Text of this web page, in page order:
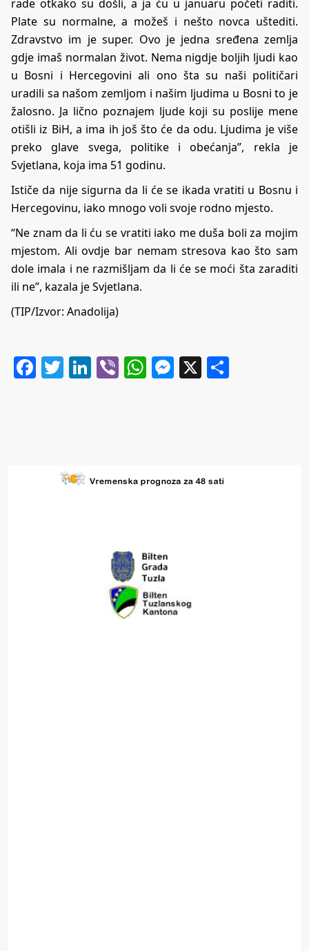
rade otkako su došli, a ja ću u januaru početi raditi.
Plate su normalne, a možeš i nešto novca uštediti.
Zdravstvo im je super. Ovo je jedna sređena zemlja
gdje imaš normalan život. Nema nigdje boljih ljudi kao
u Bosni i Hercegovini ali ono šta su naši političari
uradili sa našom zemljom i našim ljudima u Bosni to je
žalosno. Ja lično poznajem ljude koji su poslije mene
otišli iz BiH, a ima ih još što će da odu. Ljudima je više
preko glave svega, politike i obećanja”, rekla je
Svjetlana, koja ima 51 godinu.
Ističe da nije sigurna da li će se ikada vratiti u Bosnu i
Hercegovinu, iako mnogo voli svoje rodno mjesto.
“Ne znam da li ću se vratiti iako me duša boli za mojim
mjestom. Ali ovdje bar nemam stresova kao što sam
dole imala i ne razmišljam da li će se moći šta zaraditi
ili ne”, kazala je Svjetlana.
(TIP/Izvor: Anadolija)
Facebook
Twitter
LinkedIn
ViberWhatsApp
Messenger
X